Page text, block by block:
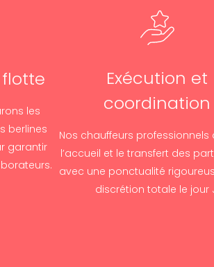
les
berlines
garantir
Exécution et
coordination
Nos chauffeurs professionnels
l’accueil et le transfert des
avec une ponctualité
discrétion totale le jour